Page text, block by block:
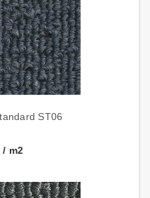
ST06
/ m2